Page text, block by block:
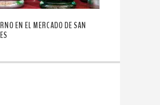
EN EL MERCADO DE SAN